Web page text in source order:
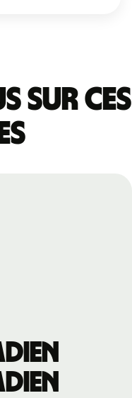
sur ces